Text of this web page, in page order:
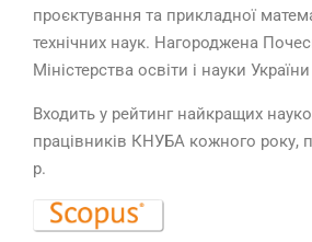
проєктування та прикладної
технічних наук. Нагороджена
Міністерства освіти і науки
Входить у рейтинг найкращих
працівників КНУБА кожного року,
р.